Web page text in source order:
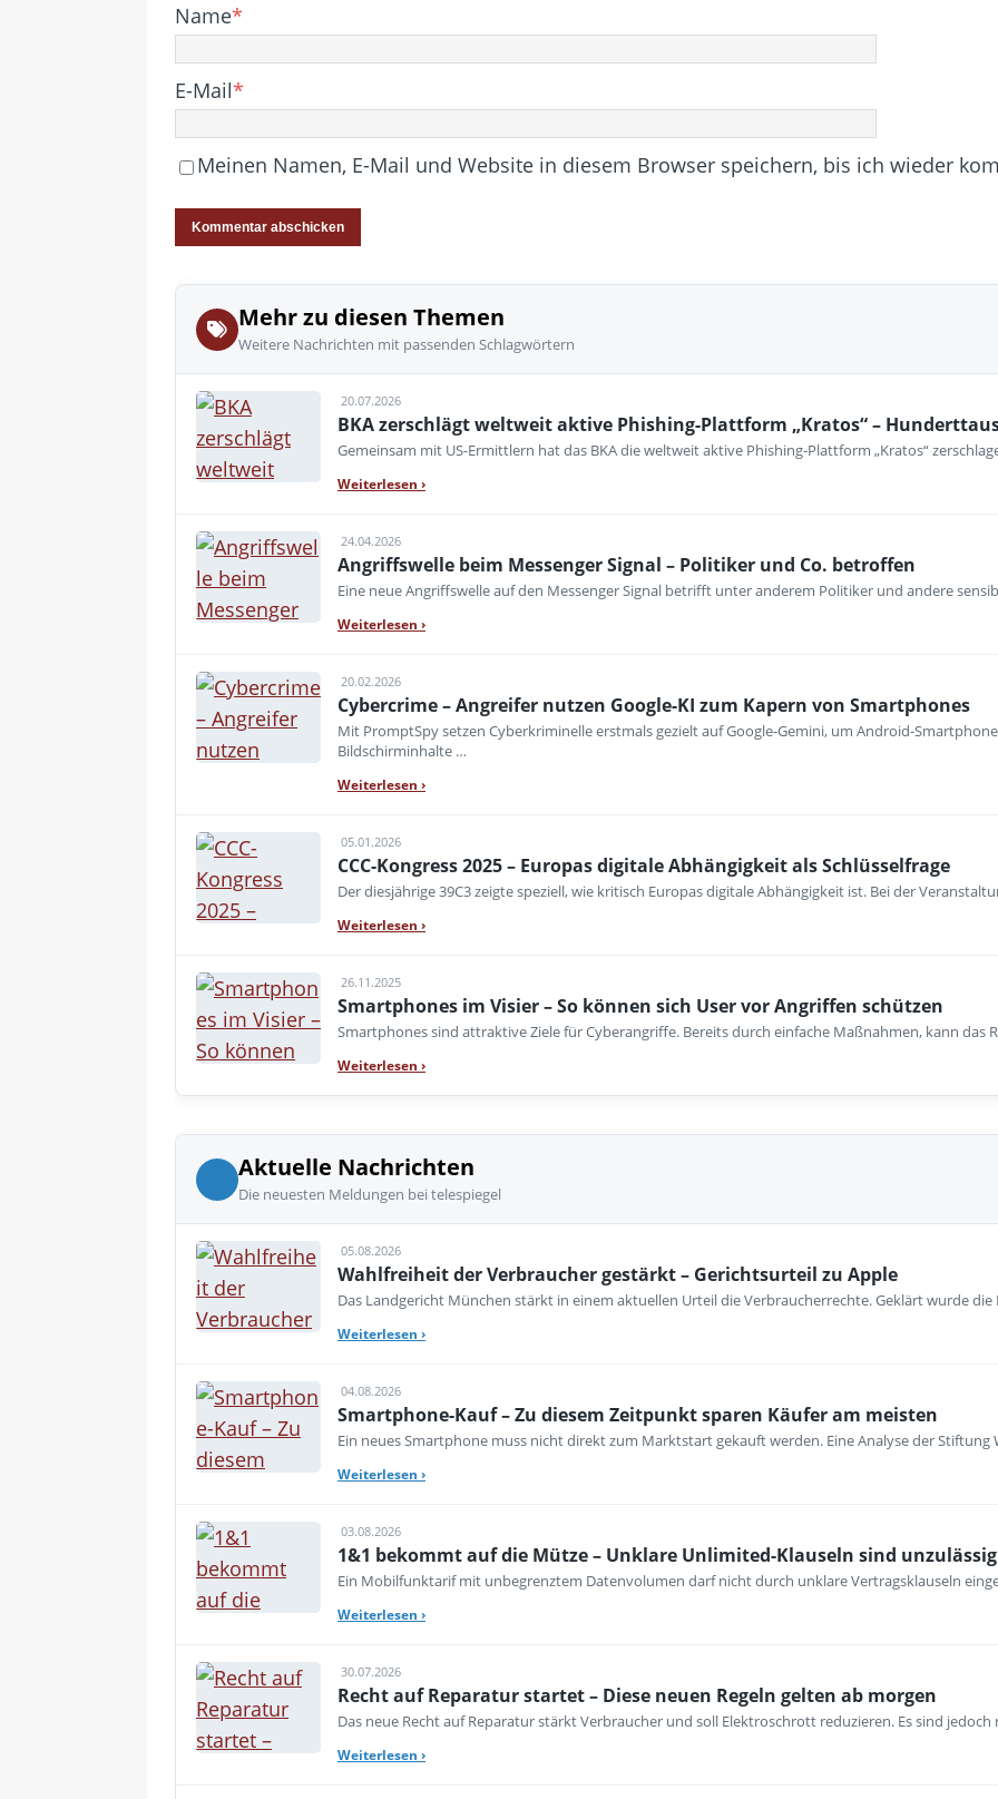
Name*
E-Mail*
Meinen Namen, E-Mail und Website in diesem Browser speichern, bis ich wieder
Mehr zu diesen Themen
Weitere Nachrichten mit passenden Schlagwörtern
20.07.2026
BKA zerschlägt weltweit aktive Phishing-Plattform „Kratos“ –
Gemeinsam mit US-Ermittlern hat das BKA die weltweit aktive Phishing-Plattform „Kratos“
Weiterlesen ›
24.04.2026
Angriffswelle beim Messenger Signal – Politiker und Co. betroffen
Eine neue Angriffswelle auf den Messenger Signal betrifft unter anderem Politiker und andere
Weiterlesen ›
20.02.2026
Cybercrime – Angreifer nutzen Google-KI zum Kapern von Smartphones
Mit PromptSpy setzen Cyberkriminelle erstmals gezielt auf Google-Gemini, um Android-
Bildschirminhalte …
Weiterlesen ›
05.01.2026
CCC-Kongress 2025 – Europas digitale Abhängigkeit als Schlüsselfrage
Der diesjährige 39C3 zeigte speziell, wie kritisch Europas digitale Abhängigkeit ist. Bei der
Weiterlesen ›
26.11.2025
Smartphones im Visier – So können sich User vor Angriffen schützen
Smartphones sind attraktive Ziele für Cyberangriffe. Bereits durch einfache Maßnahmen, kann das
Weiterlesen ›
Aktuelle Nachrichten
Die neuesten Meldungen bei telespiegel
05.08.2026
Wahlfreiheit der Verbraucher gestärkt – Gerichtsurteil zu Apple
Das Landgericht München stärkt in einem aktuellen Urteil die Verbraucherrechte. Geklärt wurde die
Weiterlesen ›
04.08.2026
Smartphone-Kauf – Zu diesem Zeitpunkt sparen Käufer am meisten
Ein neues Smartphone muss nicht direkt zum Marktstart gekauft werden. Eine Analyse der Stiftung
Weiterlesen ›
03.08.2026
1&1 bekommt auf die Mütze – Unklare Unlimited-Klauseln sind unzulässig
Ein Mobilfunktarif mit unbegrenztem Datenvolumen darf nicht durch unklare Vertragsklauseln
Weiterlesen ›
30.07.2026
Recht auf Reparatur startet – Diese neuen Regeln gelten ab morgen
Das neue Recht auf Reparatur stärkt Verbraucher und soll Elektroschrott reduzieren. Es sind jedoch
Weiterlesen ›